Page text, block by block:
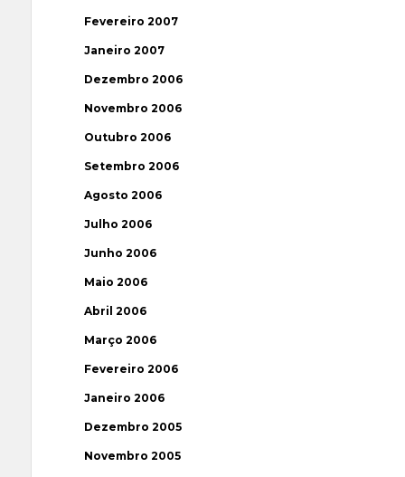
Fevereiro 2007
Janeiro 2007
Dezembro 2006
Novembro 2006
Outubro 2006
Setembro 2006
Agosto 2006
Julho 2006
Junho 2006
Maio 2006
Abril 2006
Março 2006
Fevereiro 2006
Janeiro 2006
Dezembro 2005
Novembro 2005